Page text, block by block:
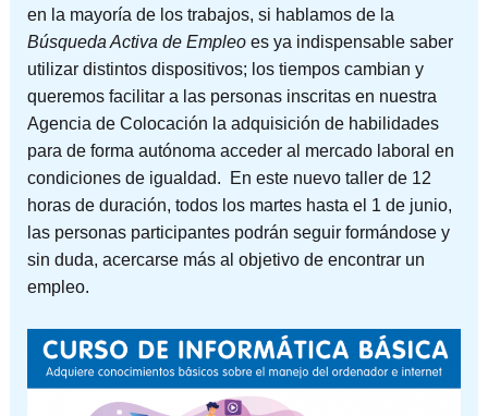
en la mayoría de los trabajos, si hablamos de la
Búsqueda Activa de Empleoes ya indispensable saber
utilizar distintos dispositivos; los tiempos cambian y
queremos facilitar a las personas inscritas en nuestra
Agencia de Colocación la adquisición de habilidades
para de forma autónoma acceder al mercado laboral en
condiciones de igualdad. En este nuevo taller de 12
horas de duración, todos los martes hasta el 1 de junio,
las personas participantes podrán seguir formándose y
sin duda, acercarse más al objetivo de encontrar un
empleo.